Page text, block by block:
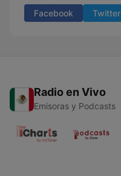
Facebook Twitter
Radio en Vivo
Emisoras y Podcasts